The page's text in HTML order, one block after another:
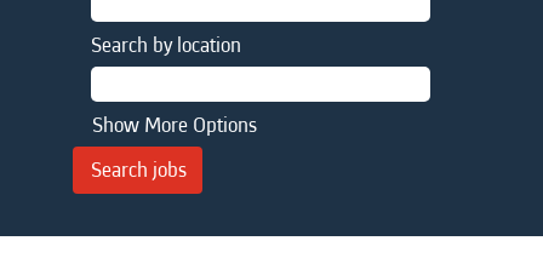
Search by location
Show More Options